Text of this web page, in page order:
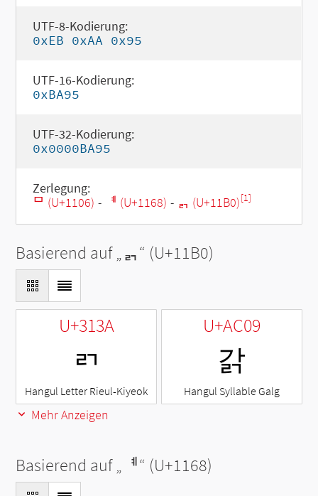
UTF-8-Kodierung:
0xEB 0xAA 0x95
UTF-16-Kodierung:
0xBA95
UTF-32-Kodierung:
0x0000BA95
Zerlegung:
ᄆ (U+1106) - ᅨ (U+1168) - ᆰ (U+11B0)[1]
Basierend auf „ᆰ“ (U+11B0)
U+313A
ㄺ
Hangul Letter Rieul-Kiyeok
U+AC09
갉
Hangul Syllable Galg
Mehr Anzeigen
Basierend auf „ ᅨ“ (U+1168)